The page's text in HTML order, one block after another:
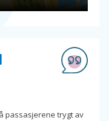
passasjerene trygt av